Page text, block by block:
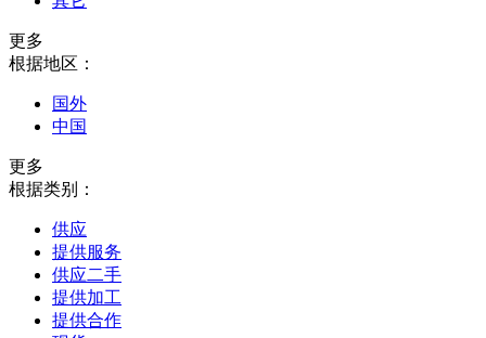
更多
根据地区：
国外
中国
更多
根据类别：
供应
提供服务
供应二手
提供加工
提供合作